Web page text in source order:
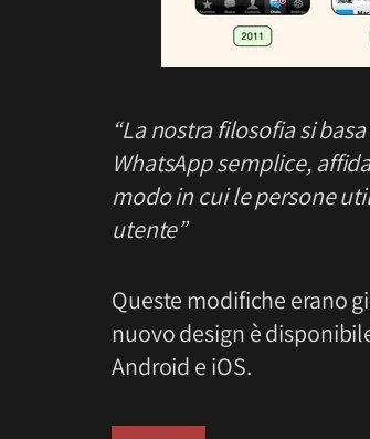
“La nostra filosofia si
WhatsApp semplice,
modo in cui le persone
utente”
Queste modifiche erano
nuovo design è
Android e iOS.